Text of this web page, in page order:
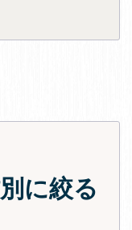
に絞る